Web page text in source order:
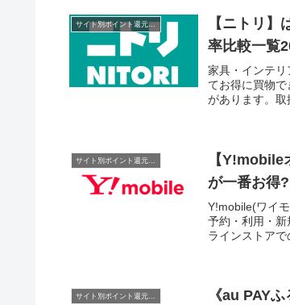
サイト別ポイント還元率一覧
【ニトリ
率比較一覧
家具・インテ
てお得に買物
があります。
【
が一番お得
Y!mobile(ワイ
予約・利用・
ラインストアで
サイト別ポイント還元率一覧
《au PAY